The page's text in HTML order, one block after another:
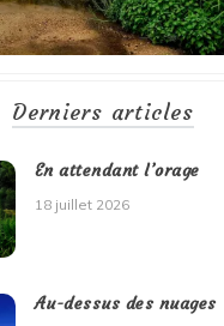
Derniers articles
En attendant l’orage
18 juillet 2026
Au-dessus des nuages